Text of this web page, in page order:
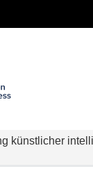
künstlicher